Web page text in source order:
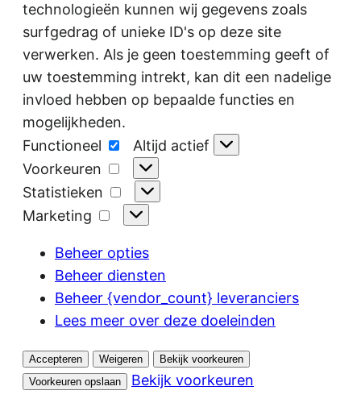
technologieën kunnen wij gegevens zoals
surfgedrag of unieke ID's op deze site
verwerken. Als je geen toestemming geeft of
uw toestemming intrekt, kan dit een nadelige
invloed hebben op bepaalde functies en
mogelijkheden.
Functioneel
Functioneel
Altijd actief
Voorkeuren
Voorkeuren
Statistieken
Statistieken
Marketing
Marketing
Beheer opties
Beheer diensten
Beheer {vendor_count} leveranciers
Lees meer over deze doeleinden
Accepteren Weigeren
Bekijk voorkeuren
Voorkeuren opslaan
Bekijk voorkeuren